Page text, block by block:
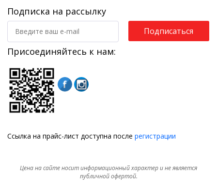
Подписка на рассылку
Подписаться
Присоединяйтесь к нам:
Ссылка на прайс-лист доступна после регистрации
Цена на сайте носит информационный характер и не является
публичной офертой.